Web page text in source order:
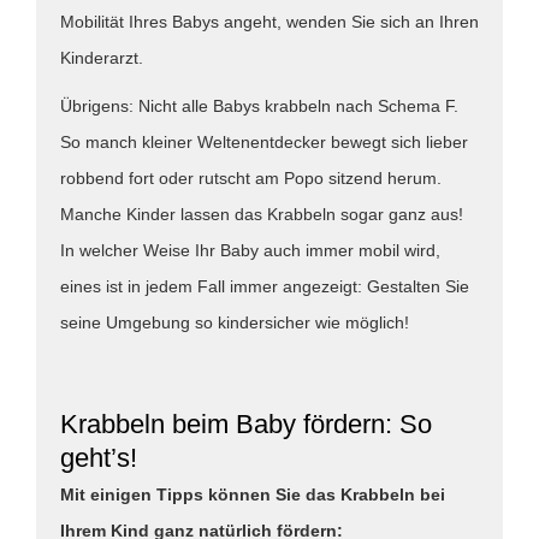
Mobilität Ihres Babys angeht, wenden Sie sich an Ihren
Kinderarzt.
Übrigens: Nicht alle Babys krabbeln nach Schema F.
So manch kleiner Weltenentdecker bewegt sich lieber
robbend fort oder rutscht am Popo sitzend herum.
Manche Kinder lassen das Krabbeln sogar ganz aus!
In welcher Weise Ihr Baby auch immer mobil wird,
eines ist in jedem Fall immer angezeigt: Gestalten Sie
seine Umgebung so kindersicher wie möglich!
Krabbeln beim Baby fördern: So
geht’s!
Mit einigen Tipps können Sie das Krabbeln bei
Ihrem Kind ganz natürlich fördern: